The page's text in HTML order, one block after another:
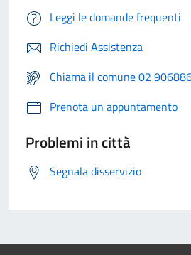
Leggi le domande frequenti
Richiedi Assistenza
Chiama il comune 02
Prenota un appuntamento
Problemi in città
Segnala disservizio